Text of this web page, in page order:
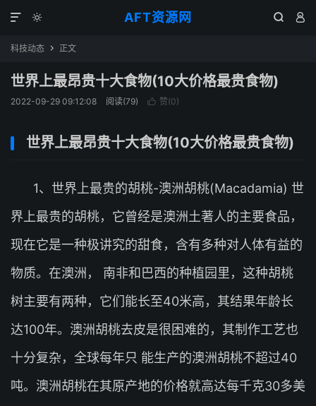
AFT资源网
  

科技动态  正文
世界上最昂贵十大食物(10大价格最贵食物)
2022-09-29 09:12:08 阅读(79)  赞(0)
世界上最昂贵十大食物(10大价格最贵食物)
1、世界上最贵的胡桃-澳洲胡桃(Macadamia) 世
界上最贵的胡桃，它曾经是澳洲土著人的主要食品，
现在它是一种极讲究的甜食，含有多种对人体有益的
物质。在澳洲， 南非和巴西的种植园里，这种胡桃
树主要有两种，它们能长至40米高，其结果年龄长
达100年。澳洲胡桃去皮是很困难的，其制作工艺也
十分复杂，全球每年只 能生产的澳洲胡桃不超过40
吨。澳洲胡桃在其原产地的价格就高达每千克30多美